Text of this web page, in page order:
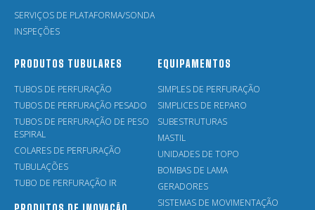
SERVIÇOS DE PLATAFORMA/SONDA
INSPEÇÕES
PRODUTOS TUBULARES
TUBOS DE PERFURAÇÃO
TUBOS DE PERFURAÇÃO PESADO
TUBOS DE PERFURAÇÃO DE PESO
ESPIRAL
COLARES DE PERFURAÇÃO
TUBULAÇÕES
TUBO DE PERFURAÇÃO IR
EQUIPAMENTOS
SIMPLES DE PERFURAÇÃO
SIMPLICES DE REPARO
SUBESTRUTURAS
MASTIL
UNIDADES DE TOPO
BOMBAS DE LAMA
GERADORES
SISTEMAS DE MOVIMENTAÇÃO